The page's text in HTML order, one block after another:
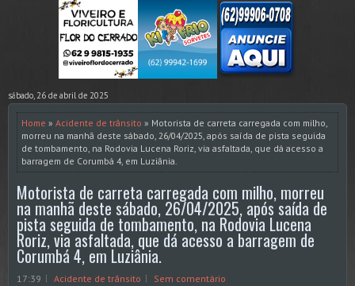
sábado, 26 de abril de 2025
Home » Acidente de trânsito » Motorista de carreta carregada com milho,
morreu na manhã deste sábado, 26/04/2025, após saída de pista seguida
de tombamento, na Rodovia Lucena Roriz, via asfaltada, que dá acesso a
barragem de Corumbá 4, em Luziânia.
Motorista de carreta carregada com milho, morreu
na manhã deste sábado, 26/04/2025, após saída de
pista seguida de tombamento, na Rodovia Lucena
Roriz, via asfaltada, que dá acesso a barragem de
Corumbá 4, em Luziânia.
17:39 Acidente de trânsito Sem comentário